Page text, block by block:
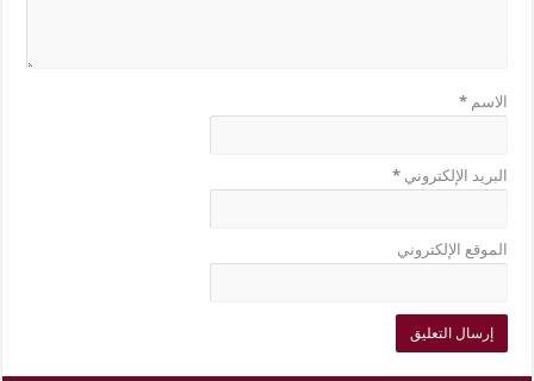
الاسم*
البريد الإلكتروني*
الموقع الإلكتروني